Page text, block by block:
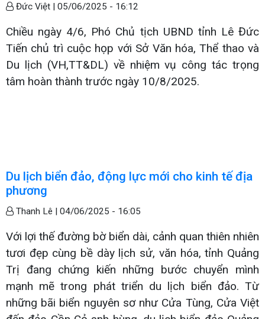
Đức Việt | 05/06/2025 - 16:12
Chiều ngày 4/6, Phó Chủ tịch UBND tỉnh Lê Đức
Tiến chủ trì cuộc họp với Sở Văn hóa, Thể thao và
Du lịch (VH,TT&DL) về nhiệm vụ công tác trọng
tâm hoàn thành trước ngày 10/8/2025.
Du lịch biển đảo, động lực mới cho kinh tế địa
phương
Thanh Lê | 04/06/2025 - 16:05
Với lợi thế đường bờ biển dài, cảnh quan thiên nhiên
tươi đẹp cùng bề dày lịch sử, văn hóa, tỉnh Quảng
Trị đang chứng kiến những bước chuyển mình
mạnh mẽ trong phát triển du lịch biển đảo. Từ
những bãi biển nguyên sơ như Cửa Tùng, Cửa Việt